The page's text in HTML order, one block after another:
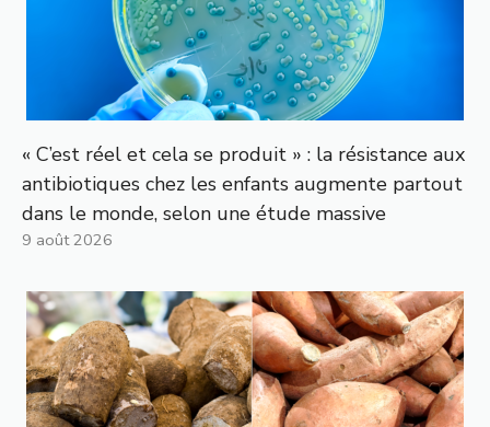
« C’est réel et cela se produit » : la résistance aux
antibiotiques chez les enfants augmente partout
dans le monde, selon une étude massive
9 août 2026